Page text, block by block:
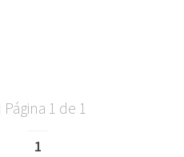
Página 1 de 1
1